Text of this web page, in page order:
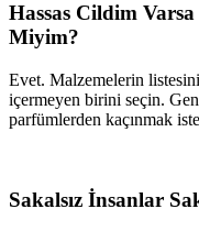
Hassas Cildim
Miyim?
Evet. Malzemelerin
içermeyen birini seçin.
parfümlerden kaçınmak
Sakalsız İnsanlar